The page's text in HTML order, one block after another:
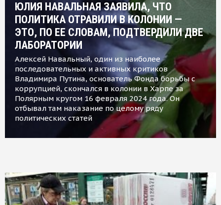
ЮЛИЯ НАВАЛЬНАЯ ЗАЯВИЛА, ЧТО
ПОЛИТИКА ОТРАВИЛИ В КОЛОНИИ —
ЭТО, ПО ЕЕ СЛОВАМ, ПОДТВЕРДИЛИ ДВЕ
ЛАБОРАТОРИИ
Алексей Навальный, один из наиболее
последовательных и активных критиков
Владимира Путина, основатель Фонда борьбы с
коррупцией, скончался в колонии в Харпе за
Полярным кругом 16 февраля 2024 года. Он
отбывал там наказание по целому ряду
политических статей